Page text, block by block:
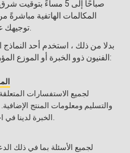
صباحًا إلى 5 مساءً
المكالمات الهاتفية مباشرةً
بدلا من ذلك ، استخدم أحد النماذج
الفنيون ذوو الخبرة أو الموزع:
لجميع الاستفسارات
والتسليم ومعلومات المنتج
الخبرة لدينا في اختيار أفضل أداة لتطبيقك الخاص.
لجميع الأسئلة بما في ذلك